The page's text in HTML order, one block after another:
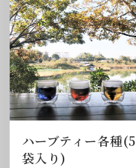
ハーブティー各種(5
袋入り)